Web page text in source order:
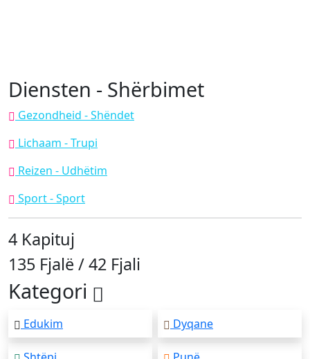
Diensten - Shërbimet
Gezondheid - Shëndet
Lichaam - Trupi
Reizen - Udhëtim
Sport - Sport
4 Kapituj
135 Fjalë / 42 Fjali
Kategori
Edukim Dyqane